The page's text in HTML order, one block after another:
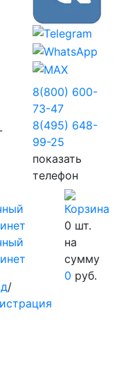
8(800) 600-
73-47
8(495) 648-
99-25
показать
телефон
/
0 шт.
на
сумму
0 руб.